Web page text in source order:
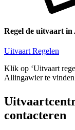
Regel de uitvaart
Uitvaart Regelen
Klik op ‘Uitvaart
Allingawier te vinden
contacteren